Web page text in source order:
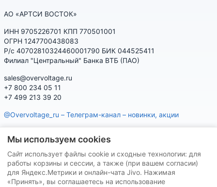
АО «АРТСИ ВОСТОК»
ИНН 9705226701 КПП 770501001
ОГРН 1247700438083
Р/с 40702810324460001790 БИК 044525411
Филиал "Центральный" Банка ВТБ (ПАО)
sales@overvoltage.ru
+7 800 234 05 11
+7 499 213 39 20
@Overvoltage_ru – Телеграм-канал – новинки, акции
характеристики, наличие, подбор
Нашу продукцию Вы можете приобрести на маркетплейсах
Мы используем cookies
Сайт использует файлы cookie и сходные технологии: для
работы корзины и сессии, а также (при вашем согласии)
для Яндекс.Метрики и онлайн-чата Jivo. Нажимая
«Принять», вы соглашаетесь на использование